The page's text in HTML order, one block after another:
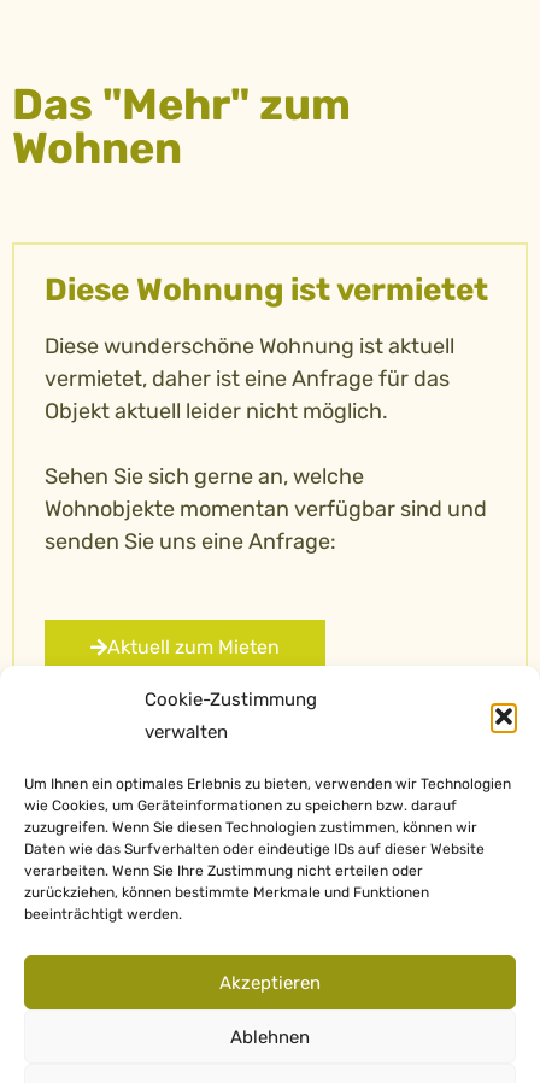
Cookie-Zustimmung
verwalten
Um Ihnen ein optimales Erlebnis zu bieten, verwenden wir Technologien
wie Cookies, um Geräteinformationen zu speichern bzw. darauf
zuzugreifen. Wenn Sie diesen Technologien zustimmen, können wir
Daten wie das Surfverhalten oder eindeutige IDs auf dieser Website
verarbeiten. Wenn Sie Ihre Zustimmung nicht erteilen oder
zurückziehen, können bestimmte Merkmale und Funktionen
beeinträchtigt werden.
Akzeptieren
Ablehnen
Das "Mehr" zum
Wohnen
Diese Wohnung ist vermietet
Diese wunderschöne Wohnung ist aktuell
vermietet, daher ist eine Anfrage für das
Objekt aktuell leider nicht möglich.
Sehen Sie sich gerne an, welche
Wohnobjekte momentan verfügbar sind und
senden Sie uns eine Anfrage:
Aktuell zum Mieten